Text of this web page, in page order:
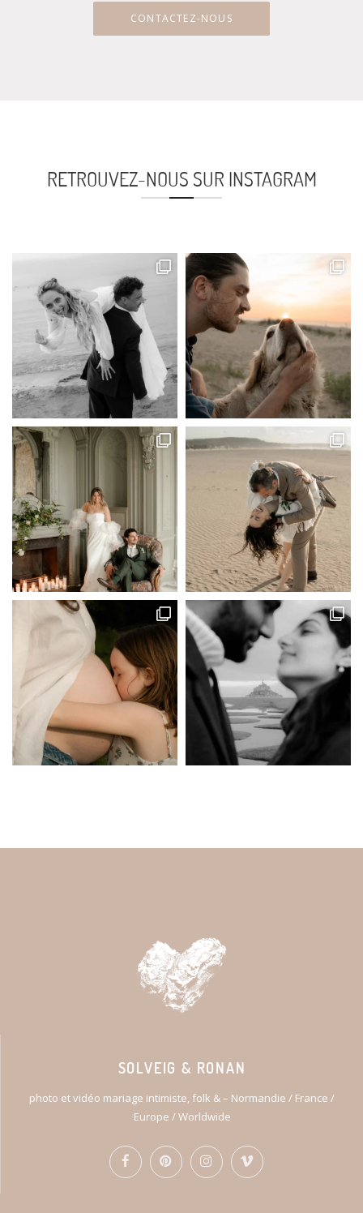
CONTACTEZ-NOUS
RETROUVEZ-NOUS SUR INSTAGRAM
SOLVEIG & RONAN
photo et vidéo mariage intimiste, folk & – Normandie / France /
Europe / Worldwide